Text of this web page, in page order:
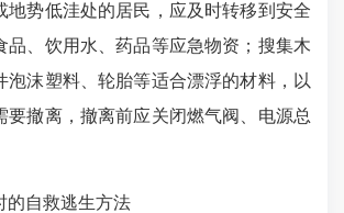
地势低洼处的居民，应及时转移到安全
品、饮用水、药品等应急物资；搜集木
泡沫塑料、轮胎等适合漂浮的材料，以
要撤离，撤离前应关闭燃气阀、电源总
的自救逃生方法